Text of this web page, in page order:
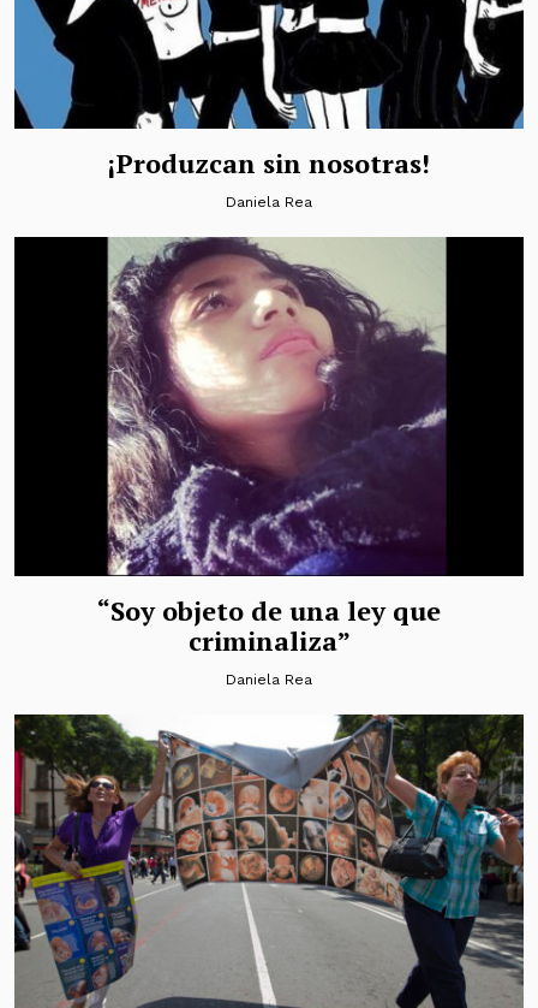
¡Produzcan sin nosotras!
Daniela Rea
“Soy objeto de una ley que
criminaliza”
Daniela Rea